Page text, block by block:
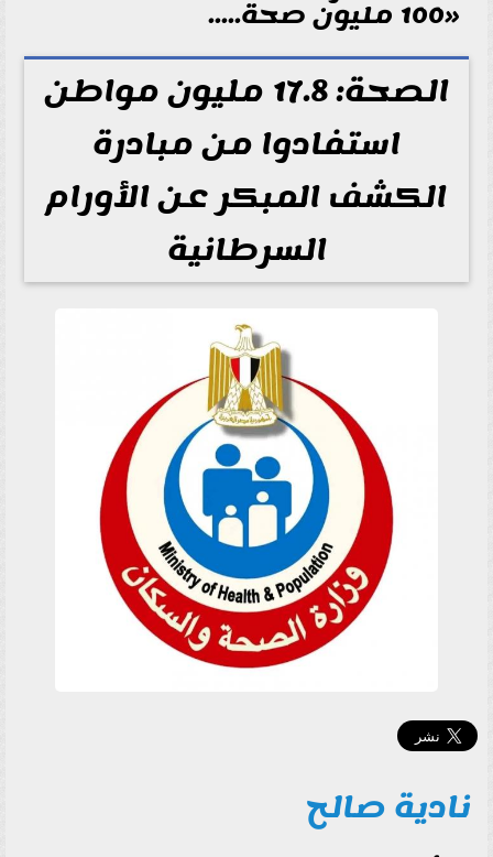
«100 مليون صحة.....
الصحة: 17.8 مليون مواطن
استفادوا من مبادرة
الكشف المبكر عن الأورام
السرطانية
نادية صالح